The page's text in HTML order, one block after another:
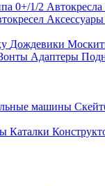
0+/1/2
Дождевики
Адаптеры
машины
Каталки